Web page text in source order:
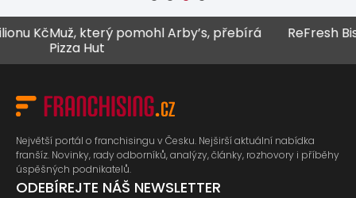
který pomohl Arby’s, přebírá
ReFresh Bistro za
Největší portál o franchisingu v Česku. Nejširší aktuální nabídka
franšíz. Novinky, rady odborníků, analýzy, články, rozhovory i příběhy
úspěšných podnikatelů.
ODEBÍREJTE NÁŠ NEWSLETTER